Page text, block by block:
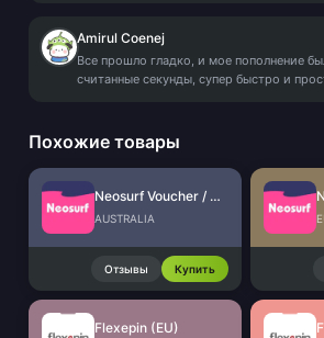
Amirul Coenej
Все прошло гладко, и мое пополнение
считанные секунды, супер быстро и
Похожие товары
Neosurf Voucher / Prepaid (AU)
AUSTRALIA
Отзывы Купить
Flexepin (EU)